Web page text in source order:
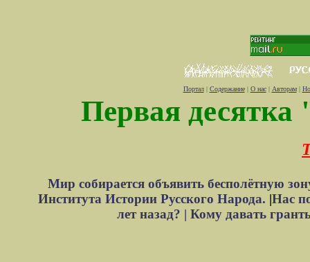
Портал| Содержание| О нас| Авторам|
Первая десятка
Мир собирается объявить бесполётную
Института Истории Русского Народа. |Нас
лет назад? | Кому давать